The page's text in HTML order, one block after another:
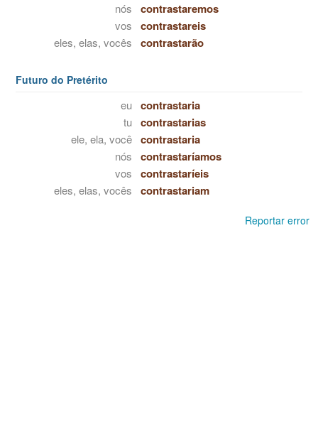
nós contrastaremos
vos contrastareis
eles, elas, vocês contrastarão
Futuro do Pretérito
eu contrastaria
tu contrastarias
ele, ela, você contrastaria
nós contrastaríamos
vos contrastaríeis
eles, elas, vocês contrastariam
Reportar error